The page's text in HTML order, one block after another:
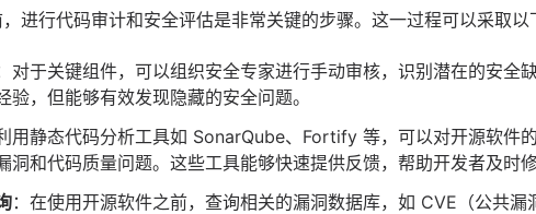
进行代码审计和安全评估是非常关键的步骤。这一过程可以采取以
对于关键组件，可以组织安全专家进行手动审核，识别潜在的安全
验，但能够有效发现隐藏的安全问题。
用静态代码分析工具如 SonarQube、Fortify 等，可以对开源软件
洞和代码质量问题。这些工具能够快速提供反馈，帮助开发者及时修
：在使用开源软件之前，查询相关的漏洞数据库，如 CVE（公共漏